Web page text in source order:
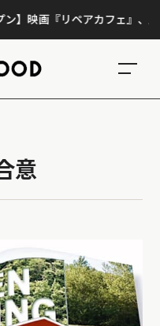
リペアカフェ』、上映300回
意